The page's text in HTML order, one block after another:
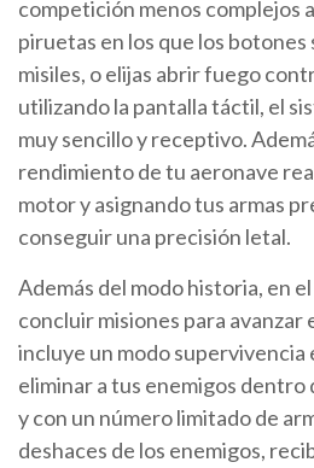
competición menos complejos
piruetas en los que los
misiles, o elijas abrir fuego
utilizando la pantalla táctil, el
muy sencillo y receptivo.
rendimiento de tu aeronave
motor y asignando tus armas
conseguir una precisión letal.
Además del modo historia, en
concluir misiones para
incluye un modo supervivencia
eliminar a tus enemigos dentro
y con un número limitado de
deshaces de los enemigos,